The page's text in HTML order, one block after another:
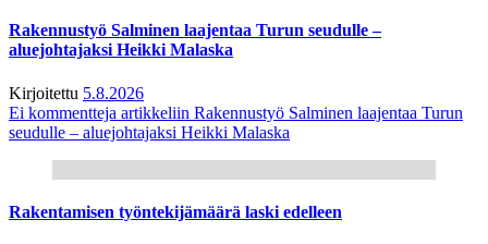
Rakennustyö Salminen laajentaa Turun seudulle –
aluejohtajaksi Heikki Malaska
Kirjoitettu 5.8.2026
Ei kommentteja artikkeliin Rakennustyö Salminen laajentaa Turun
seudulle – aluejohtajaksi Heikki Malaska
Rakentamisen työntekijämäärä laski edelleen